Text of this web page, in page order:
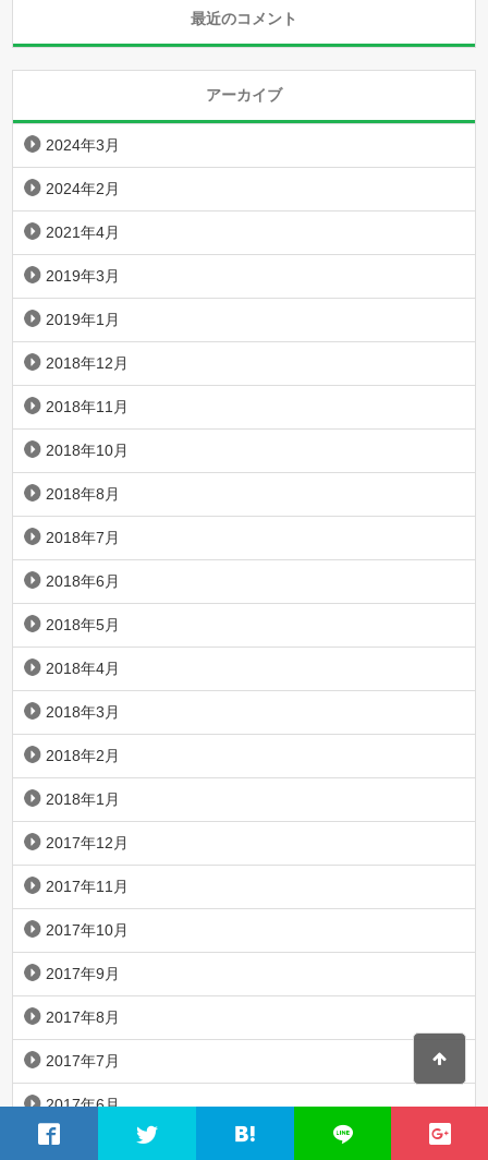
最近のコメント
アーカイブ
2024年3月
2024年2月
2021年4月
2019年3月
2019年1月
2018年12月
2018年11月
2018年10月
2018年8月
2018年7月
2018年6月
2018年5月
2018年4月
2018年3月
2018年2月
2018年1月
2017年12月
2017年11月
2017年10月
2017年9月
2017年8月
2017年7月
2017年6月
2017年5月